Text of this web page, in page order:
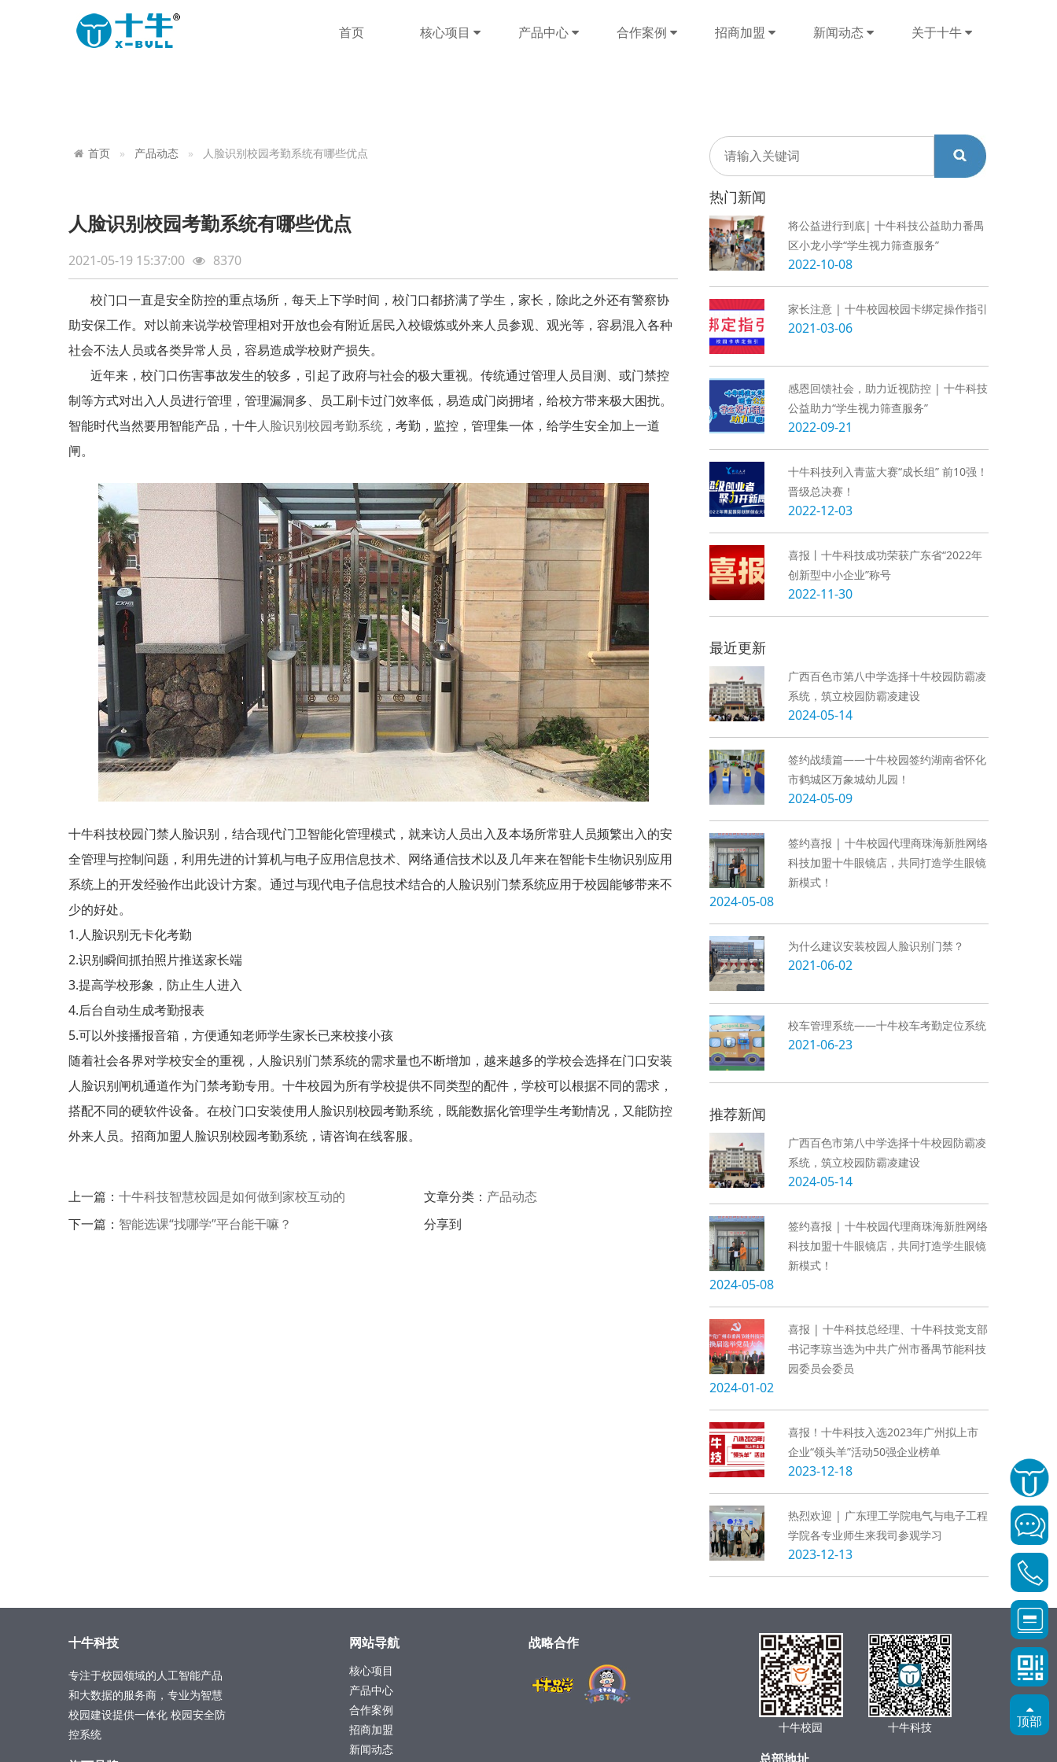
首页 核心项目 产品中心 合作案例 招商加盟 新闻动态 关于十牛
首页 产品动态 人脸识别校园考勤系统有哪些优点
人脸识别校园考勤系统有哪些优点
2021-05-19 15:37:00 8370
校门口一直是安全防控的重点场所，每天上下学时间，校门口都挤满了学生，家长，除此之外还有警察协
助安保工作。对以前来说学校管理相对开放也会有附近居民入校锻炼或外来人员参观、观光等，容易混入各种
社会不法人员或各类异常人员，容易造成学校财产损失。
近年来，校门口伤害事故发生的较多，引起了政府与社会的极大重视。传统通过管理人员目测、或门禁控
制等方式对出入人员进行管理，管理漏洞多、员工刷卡过门效率低，易造成门岗拥堵，给校方带来极大困扰。
智能时代当然要用智能产品，十牛人脸识别校园考勤系统 ，考勤，监控，管理集一体，给学生安全加上一道
闸。
十牛科技校园门禁人脸识别，结合现代门卫智能化管理模式，就来访人员出入及本场所常驻人员频繁出入的安
全管理与控制问题，利用先进的计算机与电子应用信息技术、网络通信技术以及几年来在智能卡生物识别应用
系统上的开发经验作出此设计方案。通过与现代电子信息技术结合的人脸识别门禁系统应用于校园能够带来不
少的好处。
1.人脸识别无卡化考勤
2.识别瞬间抓拍照片推送家长端
3.提高学校形象，防止生人进入
4.后台自动生成考勤报表
5.可以外接播报音箱，方便通知老师学生家长已来校接小孩
随着社会各界对学校安全的重视，人脸识别门禁系统的需求量也不断增加，越来越多的学校会选择在门口安装
人脸识别闸机通道作为门禁考勤专用。十牛校园为所有学校提供不同类型的配件，学校可以根据不同的需求，
搭配不同的硬软件设备。在校门口安装使用人脸识别校园考勤系统，既能数据化管理学生考勤情况，又能防控
外来人员。招商加盟人脸识别校园考勤系统，请咨询在线客服。
上一篇： 十牛科技智慧校园是如何做到家校互动的 文章分类： 产品动态
下一篇： 智能选课“找哪学”平台能干嘛？ 分享到
热门新闻
将公益进行到底| 十牛科技公益助力番禺
区小龙小学“学生视力筛查服务”
2022-10-08
家长注意 | 十牛校园校园卡绑定操作指引
2021-03-06
感恩回馈社会，助力近视防控 | 十牛科技
公益助力“学生视力筛查服务”
2022-09-21
十牛科技列入青蓝大赛“成长组” 前10强！
晋级总决赛！
2022-12-03
喜报丨十牛科技成功荣获广东省“2022年
创新型中小企业”称号
2022-11-30
最近更新
广西百色市第八中学选择十牛校园防霸凌
系统，筑立校园防霸凌建设
2024-05-14
签约战绩篇——十牛校园签约湖南省怀化
市鹤城区万象城幼儿园！
2024-05-09
签约喜报 | 十牛校园代理商珠海新胜网络
科技加盟十牛眼镜店，共同打造学生眼镜
新模式！
2024-05-08
为什么建议安装校园人脸识别门禁？
2021-06-02
校车管理系统——十牛校车考勤定位系统
2021-06-23
推荐新闻
广西百色市第八中学选择十牛校园防霸凌
系统，筑立校园防霸凌建设
2024-05-14
签约喜报 | 十牛校园代理商珠海新胜网络
科技加盟十牛眼镜店，共同打造学生眼镜
新模式！
2024-05-08
喜报 | 十牛科技总经理、十牛科技党支部
书记李琼当选为中共广州市番禺节能科技
园委员会委员
2024-01-02
喜报！十牛科技入选2023年广州拟上市
企业“领头羊”活动50强企业榜单
2023-12-18
热烈欢迎 | 广东理工学院电气与电子工程
学院各专业师生来我司参观学习
2023-12-13
顶部
十牛科技
专注于校园领域的人工智能产品
和大数据的服务商，专业为智慧
校园建设提供一体化 校园安全防
控系统
网站导航
核心项目
产品中心
合作案例
招商加盟
新闻动态
战略合作
十牛校园 十牛科技